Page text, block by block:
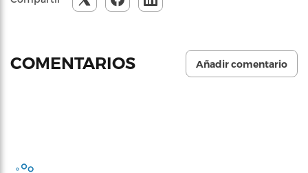
COMENTARIOS Añadir comentario